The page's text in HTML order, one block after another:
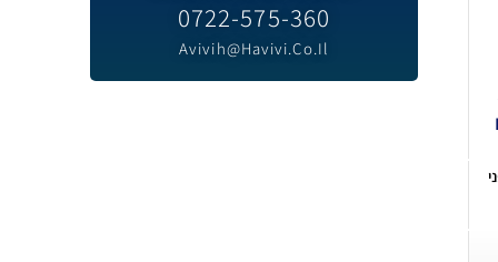
0722-575-360
Avivih@havivi.co.il